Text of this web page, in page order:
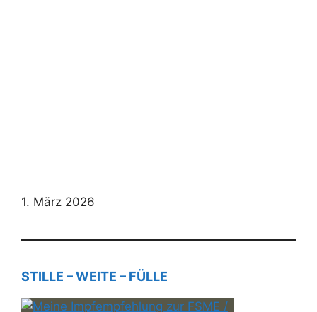
1. März 2026
STILLE – WEITE – FÜLLE